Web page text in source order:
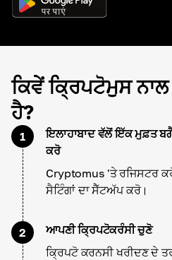
ਕਿਵੇਂ ਕ੍ਰਿਪਟੋਮੁਸ ਨਾਲ
ਹੈ?
1
ਇਲਾਹਾਬਾਦ ਵੱਲੋਂ ਇੱਕ ਮੁਫ਼ਤ
ਕਰੋ
Cryptomus 'ਤੇ ਰਜਿਸਟਰ
ਸੈਟਿੰਗਾਂ ਦਾ ਸੈੱਟਅੱਪ ਕਰੋ।
2
ਆਪਣੀ ਕ੍ਰਿਪਟੋਕਰੰਸੀ ਚੁਣੋ
ਕ੍ਰਿਪਟੋ ਕਰਨਸੀ ਖਰੀਦਣ ਦੇ